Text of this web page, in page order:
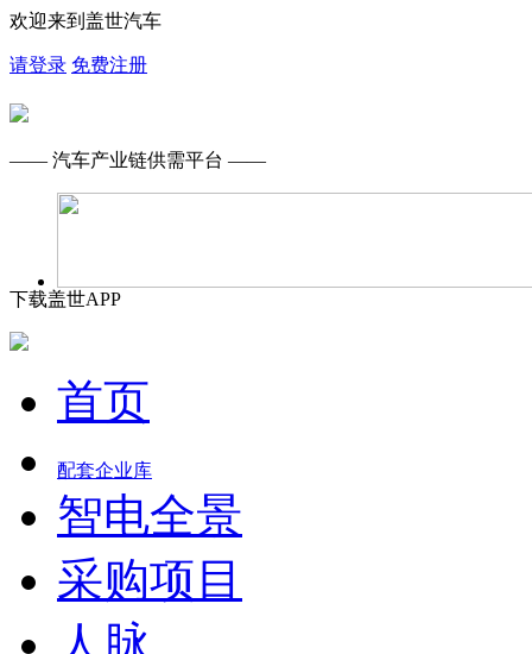
欢迎来到盖世汽车
请登录 免费注册
—— 汽车产业链供需平台 ——
下载盖世APP
首页
配套企业库
智电全景
采购项目
人脉